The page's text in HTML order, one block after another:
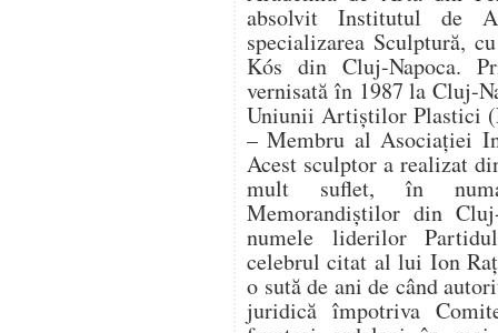
absolvit Institutul de
specializarea Sculptură,
Kós din Cluj-Napoca.
vernisată în 1987 la Cluj-
Uniunii Artiștilor Plastici
– Membru al Asociaţiei
Acest sculptor a realizat
mult suflet, în
Memorandiștilor din
numele liderilor
celebrul citat al lui Ion
o sută de ani de când
juridică împotriva